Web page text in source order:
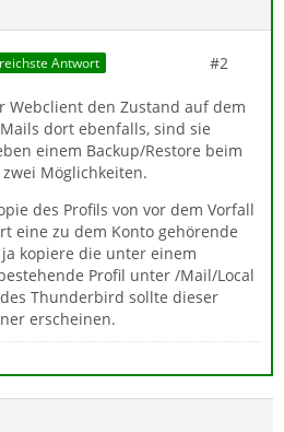
Antwort #2
Webclient den Zustand auf dem
dort ebenfalls, sind sie
einem Backup/Restore beim
Möglichkeiten.
des Profils von vor dem Vorfall
eine zu dem Konto gehörende
kopiere die unter einem
Profil unter /Mail/Local
Thunderbird sollte dieser
erscheinen.